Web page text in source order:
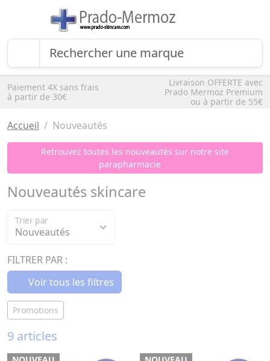
Paiement 4X sans frais
à partir de 30€
Livraison OFFERTE avec
Prado Mermoz Premium
ou à partir de 55€
Accueil Nouveautés
Retrouvez toutes les nouveautés sur notre site
parapharmacie
Nouveautés skincare
Trier par
FILTRER PAR :
Voir tous les filtres
Promotions
9 articles